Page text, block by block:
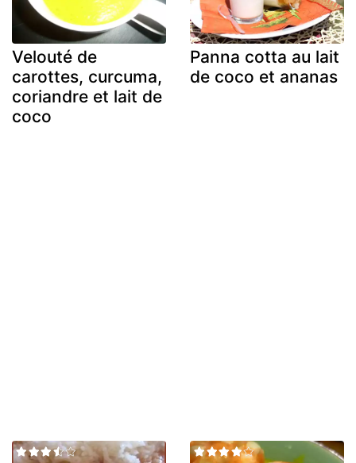
Velouté de
carottes, curcuma,
coriandre et lait de
coco
Panna cotta au lait
de coco et ananas